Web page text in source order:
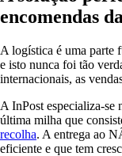
encomendas
A logística é uma parte
e isto nunca foi tão
internacionais, as
A InPost especializa-se
última milha que
recolha. A entrega ao
eficiente e que tem